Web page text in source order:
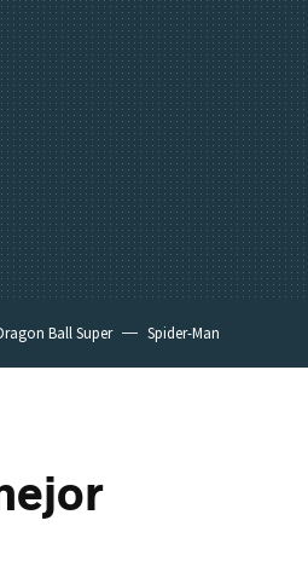
Ball Super Spider-Man